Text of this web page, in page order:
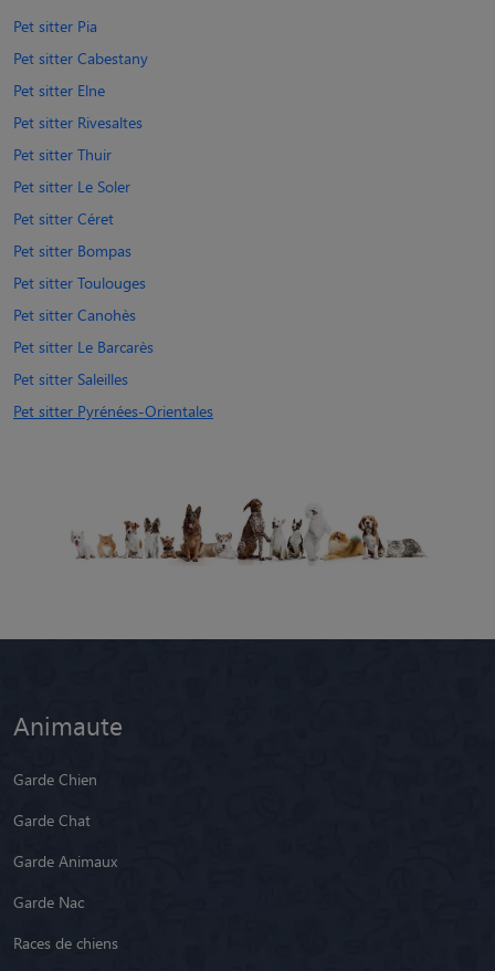
Pet sitter Pia
Pet sitter Cabestany
Pet sitter Elne
Pet sitter Rivesaltes
Pet sitter Thuir
Pet sitter Le Soler
Pet sitter Céret
Pet sitter Bompas
Pet sitter Toulouges
Pet sitter Canohès
Pet sitter Le Barcarès
Pet sitter Saleilles
Pet sitter Pyrénées-Orientales
Animaute
Garde Chien
Garde Chat
Garde Animaux
Garde Nac
Races de chiens